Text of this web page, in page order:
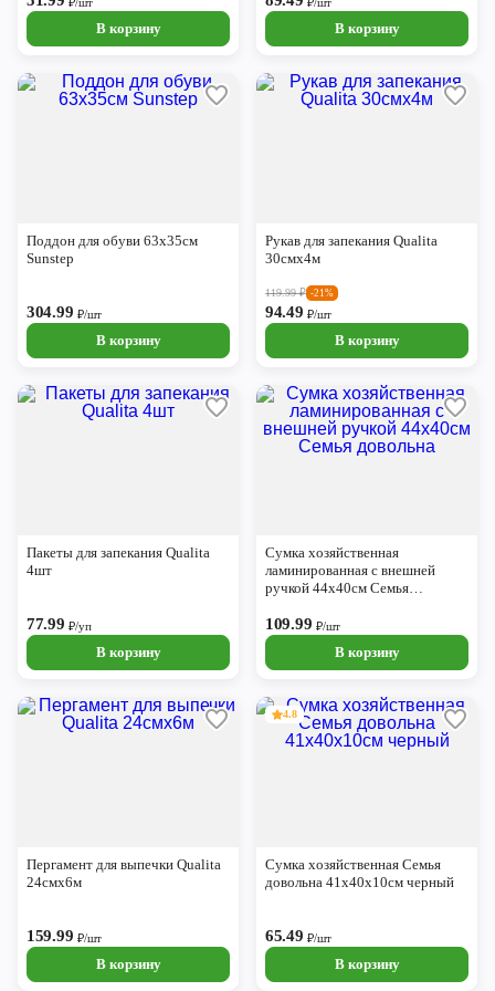
В корзину В корзину
Поддон для обуви 63х35см
Sunstep
304.99 ₽/шт
В корзину
Рукав для запекания Qualita
30смх4м
119.99₽ -21%
94.49₽/шт
В корзину
Пакеты для запекания Qualita
4шт
77.99₽/уп
В корзину
Сумка хозяйственная
ламинированная с внешней
ручкой 44х40см Семья
109.99 ₽/шт
В корзину
Пергамент для выпечки Qualita
24смх6м
159.99 ₽/шт
В корзину
4.8
Сумка хозяйственная Семья
довольна 41х40х10см черный
65.49₽/шт
В корзину